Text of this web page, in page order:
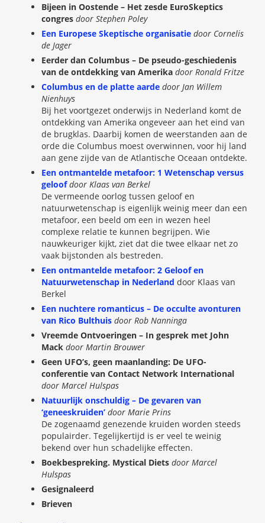
Bijeen in Oostende – Het zesde EuroSkeptics
congres door Stephen Poley
Een Europese Skeptische organisatie door Cornelis
de Jager
Eerder dan Columbus – De pseudo-geschiedenis
van de ontdekking van Amerika door Ronald Fritze
Columbus en de platte aarde door Jan Willem
Nienhuys
Bij het voortgezet onderwijs in Nederland komt de
ontdekking van Amerika ongeveer aan het eind van
de brugklas. Daarbij komen de weerstanden aan de
orde die Columbus moest overwinnen, voor hij land
aan gene zijde van de Atlantische Oceaan ontdekte.
Een ontmantelde metafoor: 1 Wetenschap versus
geloof door Klaas van Berkel
De vermeende oorlog tussen geloof en
natuurwetenschap is eigenlijk weinig meer dan een
metafoor, een beeld om een in wezen heel
complexe relatie te kunnen begrijpen. Wie
nauwkeuriger kijkt, ziet dat die twee elkaar net zo
vaak bijstonden als bestreden.
Een ontmantelde metafoor: 2 Geloof en
Natuurwetenschap in Nederland door Klaas van
Berkel
Een nuchtere romanticus – De occulte avonturen
van Rico Bulthuis door Rob Nanninga
Vreemde Ontvoeringen – In gesprek met John
Mack door Martin Brouwer
Geen UFO’s, geen maanlanding: De UFO-
conferentie van Contact Network International
door Marcel Hulspas
Natuurlijk onschuldig – De gevaren van
‘geneeskruiden’ door Marie Prins
De zogenaamd genezende kruiden worden steeds
populairder. Tegelijkertijd is er veel te weinig
bekend over hun schadelijke effecten.
Boekbespreking. Mystical Diets door Marcel
Hulspas
Gesignaleerd
Brieven